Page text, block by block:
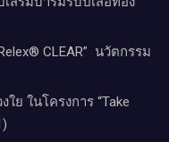
CLEAR” นวัตกรรม
ย​ ​ในโครงการ “Take